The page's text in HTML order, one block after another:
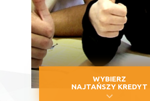
WYBIERZ
NAJTAŃSZY KREDYT